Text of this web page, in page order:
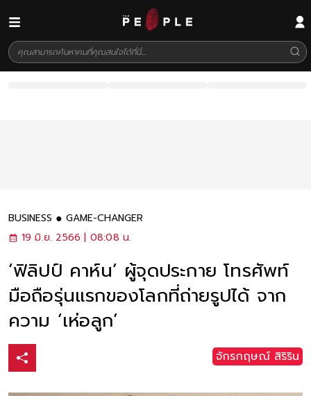
BUSINESS
GAME-CHANGER
19 มิ.ย. 2566 | 08:08 น.
‘ฟิลิปป์ คาห์น’ ผู้จุดประกาย โทรศัพท์
มือถือรุ่นแรกของโลกที่ถ่ายรูปได้ จาก
ความ ‘เห่อลูก’
จักรกฤษณ์ สิริริน